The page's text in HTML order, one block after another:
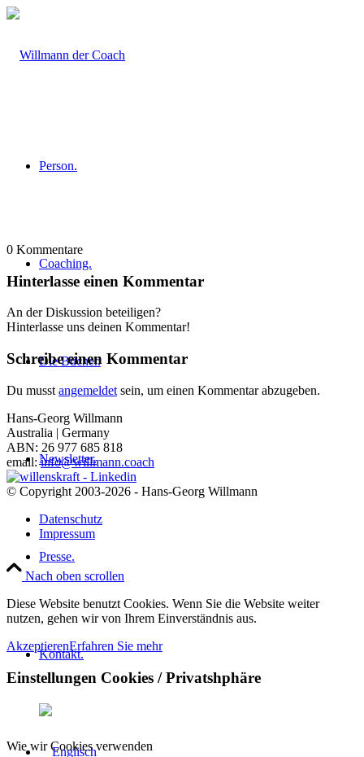
Person.
Coaching.
Die Bücher.
Newsletter.
Presse.
Kontakt.
0 Kommentare
Hinterlasse einen Kommentar
An der Diskussion beteiligen?
Hinterlasse uns deinen Kommentar!
Schreibe einen Kommentar
Du musst angemeldet sein, um einen Kommentar abzugeben.
Hans-Georg Willmann
Australia | Germany
ABN: 26 977 685 818
email:info@willmann.coach
© Copyright 2003-2026 - Hans-Georg Willmann
Datenschutz
Impressum
Nach oben scrollen
Diese Website benutzt Cookies. Wenn Sie die Website weiter
nutzen, gehen wir von Ihrem Einverständnis aus.
AkzeptierenErfahren Sie mehr
Einstellungen Cookies / Privatshphäre
Wie wir Cookies verwenden